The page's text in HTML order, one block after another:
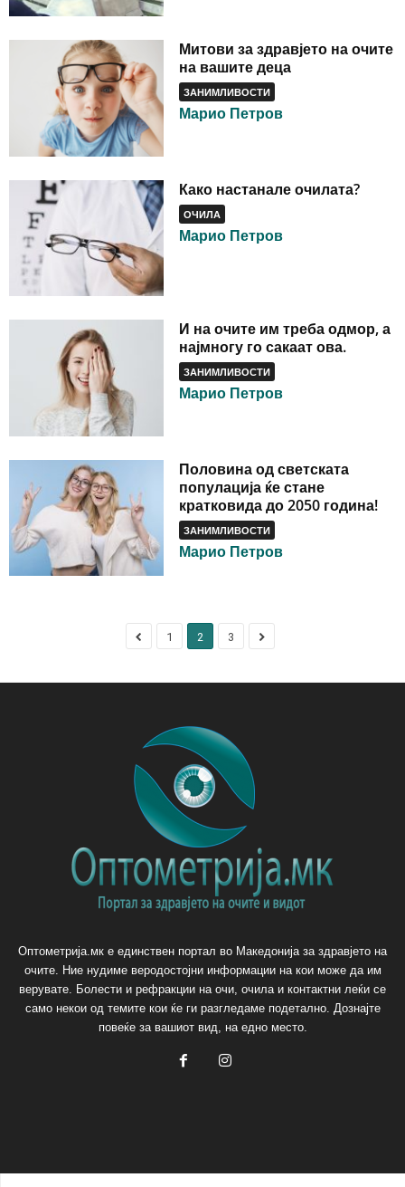
Митови за здравјето на очите
на вашите деца
ЗАНИМЛИВОСТИ
Марио Петров
Како настанале очилата?
ОЧИЛА
Марио Петров
И на очите им треба одмор, а
најмногу го сакаат ова.
ЗАНИМЛИВОСТИ
Марио Петров
Половина од светската
популација ќе стане
кратковида до 2050 година!
ЗАНИМЛИВОСТИ
Марио Петров
1 2 3
Оптометрија.мк е единствен портал во Македонија за здравјето на
очите. Ние нудиме веродостојни информации на кои може да им
верувате. Болести и рефракции на очи, очила и контактни леќи се
само некои од темите кои ќе ги разгледаме подетално. Дознајте
повеќе за вашиот вид, на едно место.